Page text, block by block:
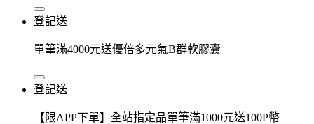
登記送
單筆滿4000元送優倍多元氣B群軟膠囊
登記送
【限APP下單】全站指定品單筆滿1000元送100P幣